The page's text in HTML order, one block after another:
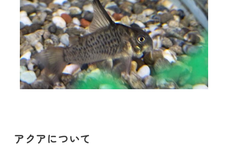
アクアについて